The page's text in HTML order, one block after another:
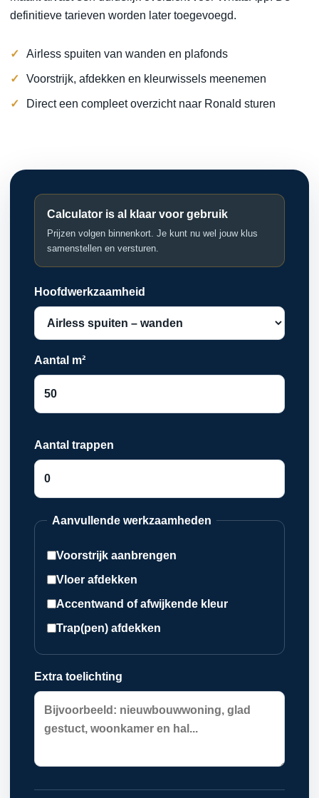
definitieve tarieven worden later toegevoegd.
Airless spuiten van wanden en plafonds
Voorstrijk, afdekken en kleurwissels meenemen
Direct een compleet overzicht naar Ronald sturen
Calculator is al klaar voor gebruik
Prijzen volgen binnenkort. Je kunt nu wel jouw klus
samenstellen en versturen.
Hoofdwerkzaamheid
Aantal m²
Aantal trappen
Aanvullende werkzaamheden
Voorstrijk aanbrengen
Vloer afdekken
Accentwand of afwijkende kleur
Trap(pen) afdekken
Extra toelichting